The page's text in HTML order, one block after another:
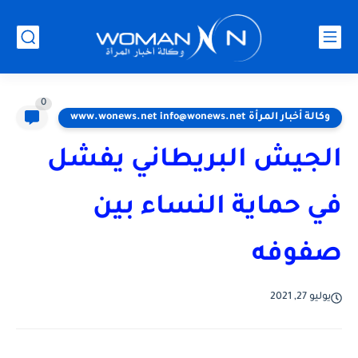
وكالة أخبار المرأة www.wonews.net info@wonews.net
0
الجيش البريطاني يفشل
في حماية النساء بين
صفوفه
يوليو 27, 2021